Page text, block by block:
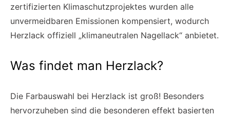
zertifizierten Klimaschutzprojektes wurden alle
unvermeidbaren Emissionen kompensiert, wodurch
Herzlack offiziell „klimaneutralen Nagellack“ anbietet.
Was findet man Herzlack?
Die Farbauswahl bei Herzlack ist groß! Besonders
hervorzuheben sind die besonderen effekt basierten